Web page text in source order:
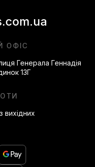
ОФІС
Генерала Геннадія
13Г
вихідних